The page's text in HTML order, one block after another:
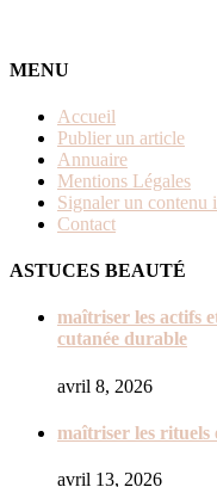
MENU
Accueil
Publier un article
Annuaire
Mentions Légales
Signaler un contenu
Contact
ASTUCES BEAUTÉ
maîtriser les actifs
cutanée durable
avril 8, 2026
maîtriser les rituels
avril 13, 2026